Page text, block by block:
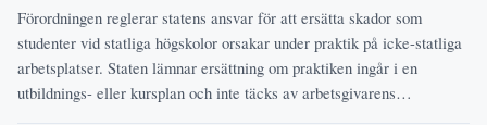
Förordningen reglerar statens ansvar för att ersätta skador som
studenter vid statliga högskolor orsakar under praktik på icke-statliga
arbetsplatser. Staten lämnar ersättning om praktiken ingår i en
utbildnings- eller kursplan och inte täcks av arbetsgivarens…